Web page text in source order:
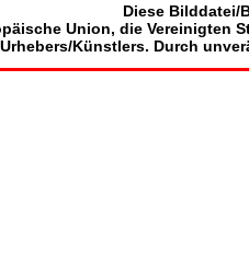
Diese Bilddatei/
Union, die Vereinigten
Urhebers/Künstlers. Durch